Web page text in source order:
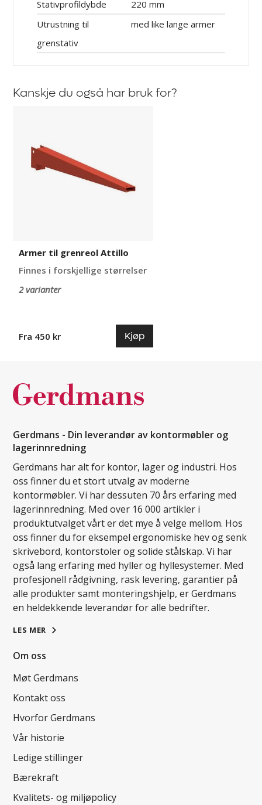
Stativprofildybde
220 mm
Utrustning til
grenstativ
med like lange armer
Kanskje du også har bruk for?
Attillo
Armer til grenreol Attillo
Finnes i forskjellige størrelser
2 varianter
Fra 450 kr Kjøp
Gerdmans - Din leverandør av kontormøbler og
lagerinnredning
Gerdmans har alt for kontor, lager og industri. Hos
oss finner du et stort utvalg av moderne
kontormøbler. Vi har dessuten 70 års erfaring med
lagerinnredning. Med over 16 000 artikler i
produktutvalget vårt er det mye å velge mellom. Hos
oss finner du for eksempel ergonomiske hev og senk
skrivebord, kontorstoler og solide stålskap. Vi har
også lang erfaring med hyller og hyllesystemer. Med
profesjonell rådgivning, rask levering, garantier på
alle produkter samt monteringshjelp, er Gerdmans
en heldekkende leverandør for alle bedrifter.
LES MER
Om oss
Møt Gerdmans
Kontakt oss
Hvorfor Gerdmans
Vår historie
Ledige stillinger
Bærekraft
Kvalitets- og miljøpolicy